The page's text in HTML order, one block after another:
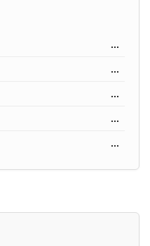
...
...
...
...
...